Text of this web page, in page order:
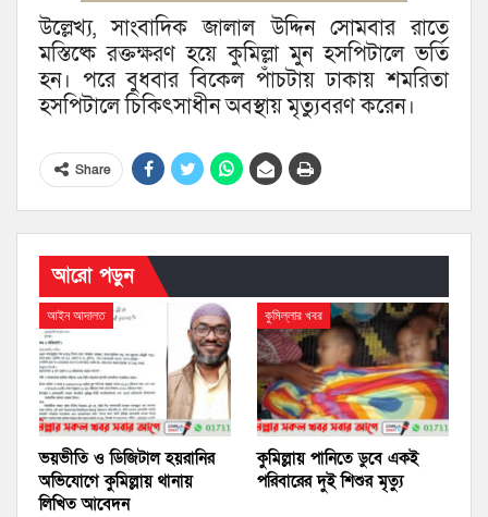
উল্লেখ্য, সাংবাদিক জালাল উদ্দিন সোমবার রাতে
মস্তিষ্কে রক্তক্ষরণ হয়ে কুমিল্লা মুন হসপিটালে ভর্তি
হন। পরে বুধবার বিকেল পাঁচটায় ঢাকায় শমরিতা
হসপিটালে চিকিৎসাধীন অবস্থায় মৃত্যুবরণ করেন।
Share
আরো পড়ুন
আইন আদালত
ভয়ভীতি ও ডিজিটাল হয়রানির
অভিযোগে কুমিল্লায় থানায়
লিখিত আবেদন
কুমিল্লার খবর
কুমিল্লায় পানিতে ডুবে একই
পরিবারের দুই শিশুর মৃত্যু